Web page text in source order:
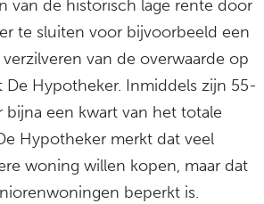
van de historisch lage rente door
te sluiten voor bijvoorbeeld een
van de overwaarde op
Hypotheker. Inmiddels zijn 55-
bijna een kwart van het totale
Hypotheker merkt dat veel
woning willen kopen, maar dat
beperkt is.